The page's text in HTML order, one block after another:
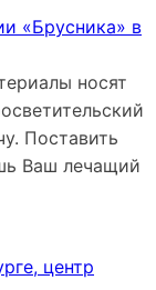
носят
Поставить
Ваш лечащий